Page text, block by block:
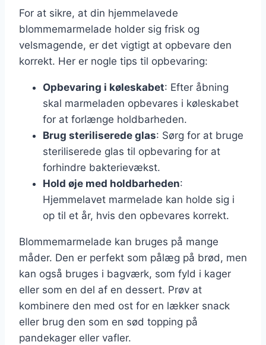
For at sikre, at din hjemmelavede
blommemarmelade holder sig frisk og
velsmagende, er det vigtigt at opbevare den
korrekt. Her er nogle tips til opbevaring:
Opbevaring i køleskabet: Efter åbning
skal marmeladen opbevares i køleskabet
for at forlænge holdbarheden.
Brug steriliserede glas: Sørg for at bruge
steriliserede glas til opbevaring for at
forhindre bakterievækst.
Hold øje med holdbarheden:
Hjemmelavet marmelade kan holde sig i
op til et år, hvis den opbevares korrekt.
Blommemarmelade kan bruges på mange
måder. Den er perfekt som pålæg på brød, men
kan også bruges i bagværk, som fyld i kager
eller som en del af en dessert. Prøv at
kombinere den med ost for en lækker snack
eller brug den som en sød topping på
pandekager eller vafler.